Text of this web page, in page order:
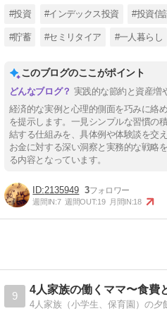
#投資 #インデックス投資 #投資信
#貯蓄 #セミリタイア #一人暮らし
このブログのここがポイント
実践的な節約と資産増
経済的な実例と心理的側面を巧みに絡
を提示します。一見シンプルな習慣の
結する仕組みを、具体例や体験談を交
お金に対する深い洞察と実務的な戦略
る内容となっています。
2135949 3
週間IN:7 週間OUT:19 月間IN:18
9
4人家族の働くママ〜食費